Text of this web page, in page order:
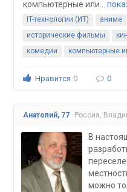
компьютерные или...
IT-технологии (ИТ) аниме
исторические фильмы
комедии
компьютерные
Нравится 0 0
Анатолий, 77 Россия,
В
можно